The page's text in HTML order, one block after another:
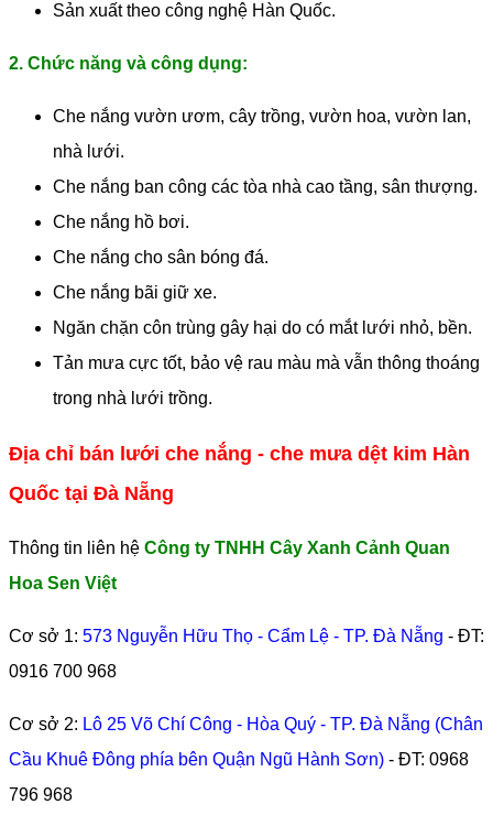
Sản xuất theo công nghệ Hàn Quốc.
2. Chức năng và công dụng:
Che nắng vườn ươm, cây trồng, vườn hoa, vườn lan,
nhà lưới.
Che nắng ban công các tòa nhà cao tầng, sân thượng.
Che nắng hồ bơi.
Che nắng cho sân bóng đá.
Che nắng bãi giữ xe.
Ngăn chặn côn trùng gây hại do có mắt lưới nhỏ, bền.
Tản mưa cực tốt, bảo vệ rau màu mà vẫn thông thoáng
trong nhà lưới trồng.
Địa chỉ bán lưới che nắng - che mưa dệt kim Hàn
Quốc tại Đà Nẵng
Thông tin liên hệ Công ty TNHH Cây Xanh Cảnh Quan
Hoa Sen Việt
Cơ sở 1: 573 Nguyễn Hữu Thọ - Cẩm Lệ - TP. Đà Nẵng - ĐT:
0916 700 968
Cơ sở 2: Lô 25 Võ Chí Công - Hòa Quý - TP. Đà Nẵng (Chân
Cầu Khuê Đông phía bên Quận Ngũ Hành Sơn) - ĐT: 0968
796 968